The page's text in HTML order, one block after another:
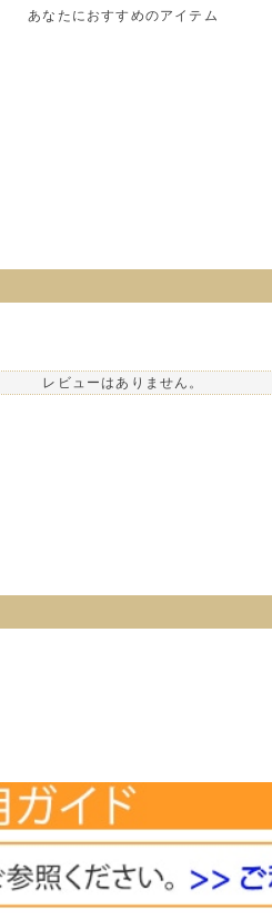
あなたにおすすめのアイテム
レビューはありません。